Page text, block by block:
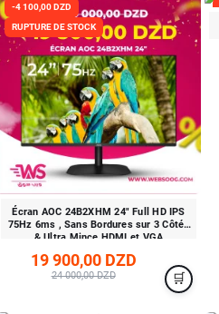
-4 100,00 DZD
RUPTURE DE STOCK
Écran AOC 24B2XHM 24" Full HD IPS
75Hz 6ms , Sans Bordures sur 3 Côtés
& Ultra Mince HDMI et VGA
19 900,00 DZD
24 000,00 DZD